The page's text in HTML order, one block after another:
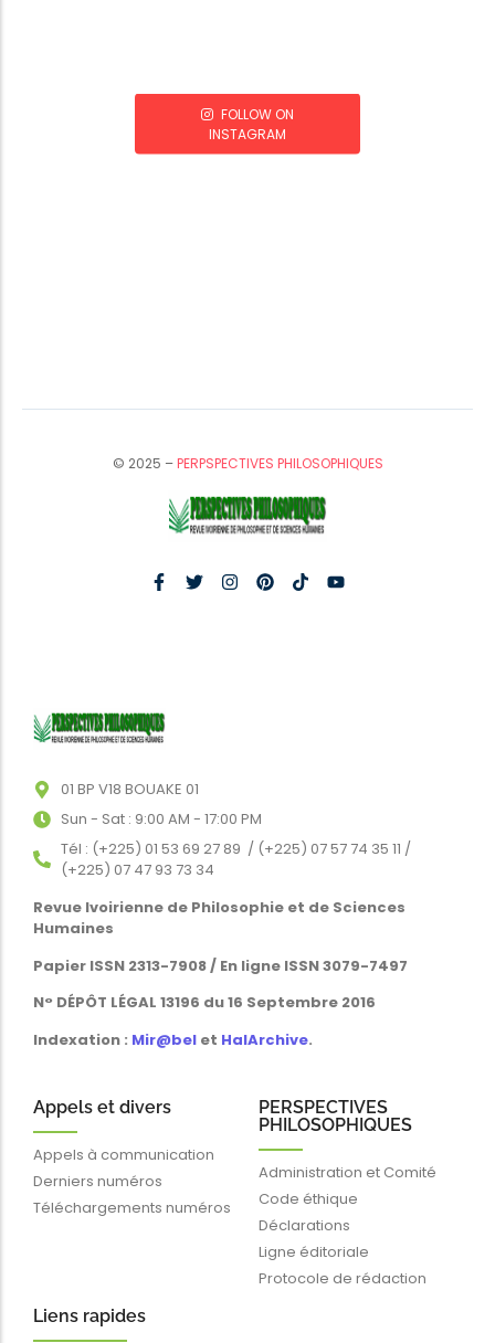
FOLLOW ON
INSTAGRAM
© 2025 –PERPSPECTIVES PHILOSOPHIQUES
01 BP V18 BOUAKE 01
Sun - Sat : 9:00 AM - 17:00 PM
Tél : (+225) 01 53 69 27 89 / (+225) 07 57 74 35 11 /
(+225) 07 47 93 73 34
Revue Ivoirienne de Philosophie et de Sciences
Humaines
Papier ISSN 2313-7908 / En ligne ISSN 3079-7497
N° DÉPÔT LÉGAL 13196 du 16 Septembre 2016
Indexation : Mir@bel et HalArchive.
Appels et divers
Appels à communication
Derniers numéros
Téléchargements numéros
PERSPECTIVES
PHILOSOPHIQUES
Administration et Comité
Code éthique
Déclarations
Ligne éditoriale
Protocole de rédaction
Liens rapides